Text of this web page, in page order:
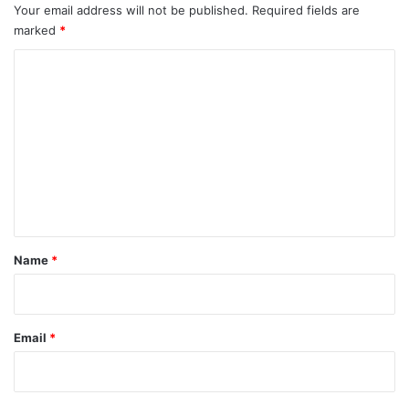
Your email address will not be published. Required fields are
marked *
*
Name *
Email *